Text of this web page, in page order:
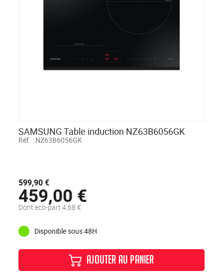
SAMSUNG Table induction NZ63B6056GK
Réf. : NZ63B6056GK
599,90 €
459,00 €
Dont eco-part 4,68 €
Disponible sous 48H
AJOUTER AU PANIER